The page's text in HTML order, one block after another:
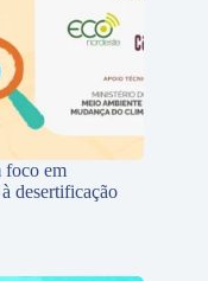
foco em
desertificação